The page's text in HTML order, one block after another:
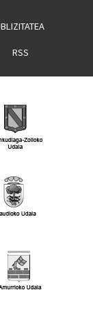
RSS